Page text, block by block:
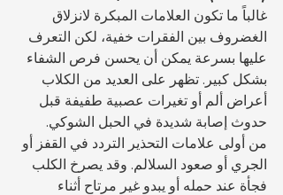
غالباً ما تكون العلامات المبكرة لانزلاق
الغضروف بين الفقرات خفية، لكن التعرف
عليها بسرعة يمكن أن يحسن فرص الشفاء
بشكل كبير. تظهر على العديد من الكلاب
أعراض ألم أو تغيرات عصبية طفيفة قبل
حدوث إصابة شديدة في الحبل الشوكي.
من أولى علامات التحذير التردد في القفز أو
الجري أو صعود السلالم. وقد يصرخ الكلب
فجأة عند حمله أو يبدو غير مرتاح أثناء